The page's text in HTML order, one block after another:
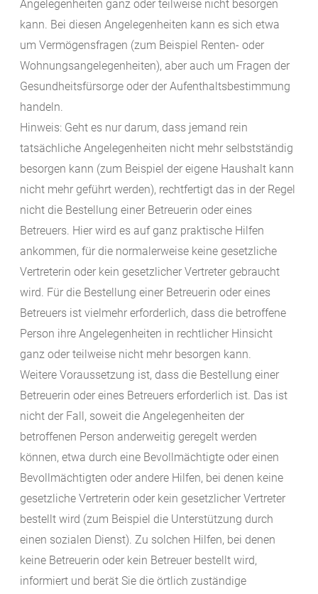
Angelegenheiten ganz oder teilweise nicht besorgen
kann. Bei diesen Angelegenheiten kann es sich etwa
um Vermögensfragen (zum Beispiel Renten- oder
Wohnungsangelegenheiten), aber auch um Fragen der
Gesundheitsfürsorge oder der Aufenthaltsbestimmung
handeln.
Hinweis: Geht es nur darum, dass jemand rein
tatsächliche Angelegenheiten nicht mehr selbstständig
besorgen kann (zum Beispiel der eigene Haushalt kann
nicht mehr geführt werden), rechtfertigt das in der Regel
nicht die Bestellung einer Betreuerin oder eines
Betreuers. Hier wird es auf ganz praktische Hilfen
ankommen, für die normalerweise keine gesetzliche
Vertreterin oder kein gesetzlicher Vertreter gebraucht
wird. Für die Bestellung einer Betreuerin oder eines
Betreuers ist vielmehr erforderlich, dass die betroffene
Person ihre Angelegenheiten in rechtlicher Hinsicht
ganz oder teilweise nicht mehr besorgen kann.
Weitere Voraussetzung ist, dass die Bestellung einer
Betreuerin oder eines Betreuers erforderlich ist. Das ist
nicht der Fall, soweit die Angelegenheiten der
betroffenen Person anderweitig geregelt werden
können, etwa durch eine Bevollmächtigte oder einen
Bevollmächtigten oder andere Hilfen, bei denen keine
gesetzliche Vertreterin oder kein gesetzlicher Vertreter
bestellt wird (zum Beispiel die Unterstützung durch
einen sozialen Dienst). Zu solchen Hilfen, bei denen
keine Betreuerin oder kein Betreuer bestellt wird,
informiert und berät Sie die örtlich zuständige